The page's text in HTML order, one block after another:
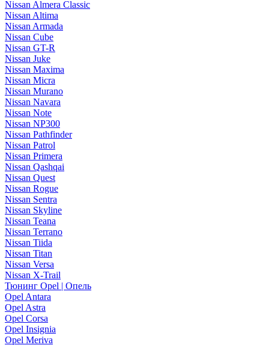
Nissan Almera Classic
Nissan Altima
Nissan Armada
Nissan Cube
Nissan GT-R
Nissan Juke
Nissan Maxima
Nissan Micra
Nissan Murano
Nissan Navara
Nissan Note
Nissan NP300
Nissan Pathfinder
Nissan Patrol
Nissan Primera
Nissan Qashqai
Nissan Quest
Nissan Rogue
Nissan Sentra
Nissan Skyline
Nissan Teana
Nissan Terrano
Nissan Tiida
Nissan Titan
Nissan Versa
Nissan X-Trail
Тюнинг Opel | Опель
Opel Antara
Opel Astra
Opel Corsa
Opel Insignia
Opel Meriva